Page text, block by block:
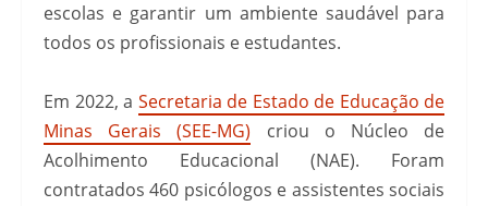
escolas e garantir um ambiente saudável para
todos os profissionais e estudantes.
Em 2022, a Secretaria de Estado de Educação de
Minas Gerais (SEE-MG) criou o Núcleo de
Acolhimento Educacional (NAE). Foram
contratados 460 psicólogos e assistentes sociais